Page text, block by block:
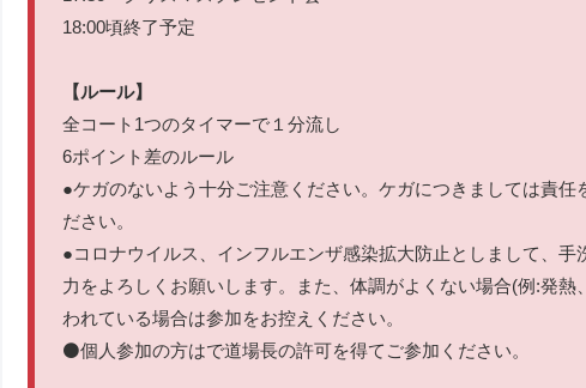
18:00頃終了予定
【ルール】
全コート1つのタイマーで１分流し
6ポイント差のルール
●ケガのないよう十分ご注意ください。ケガにつきましては責
ださい。
●コロナウイルス、インフルエンザ感染拡大防止としまして、
力をよろしくお願いします。また、体調がよくない場合(例:発
われている場合は参加をお控えください。
⚫️個人参加の方はで道場長の許可を得てご参加ください。